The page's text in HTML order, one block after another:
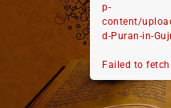
p-
content/
d-Puran-in-
Failed to fetch